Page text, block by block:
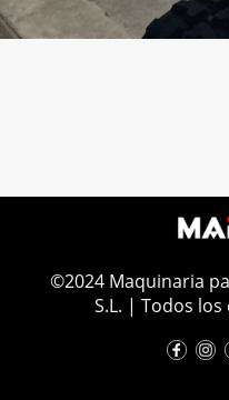
©2024 Maquinaria
S.L. | Todos